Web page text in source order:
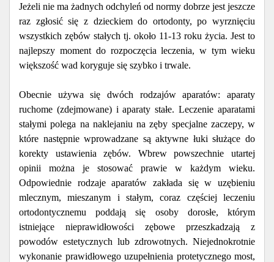
Jeżeli nie ma żadnych odchyleń od normy dobrze jest jeszcze
raz zgłosić się z dzieckiem do ortodonty, po wyrznięciu
wszystkich zębów stałych tj. około 11-13 roku życia. Jest to
najlepszy moment do rozpoczęcia leczenia, w tym wieku
większość wad koryguje się szybko i trwale.
Obecnie używa się dwóch rodzajów aparatów: aparaty
ruchome (zdejmowane) i aparaty stałe. Leczenie aparatami
stałymi polega na naklejaniu na zęby specjalne zaczepy, w
które następnie wprowadzane są aktywne łuki służące do
korekty ustawienia zębów. Wbrew powszechnie utartej
opinii można je stosować prawie w każdym wieku.
Odpowiednie rodzaje aparatów zakłada się w uzębieniu
mlecznym, mieszanym i stałym, coraz częściej leczeniu
ortodontycznemu poddają się osoby dorosłe, którym
istniejące nieprawidłowości zębowe przeszkadzają z
powodów estetycznych lub zdrowotnych. Niejednokrotnie
wykonanie prawidłowego uzupełnienia protetycznego most,